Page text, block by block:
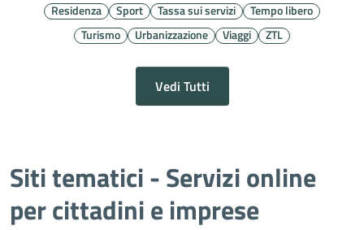
Residenza
Sport Tassa sui servizi
Tempo libero
Turismo
Urbanizzazione Viaggi ZTL
Vedi Tutti
Siti tematici - Servizi online
per cittadini e imprese